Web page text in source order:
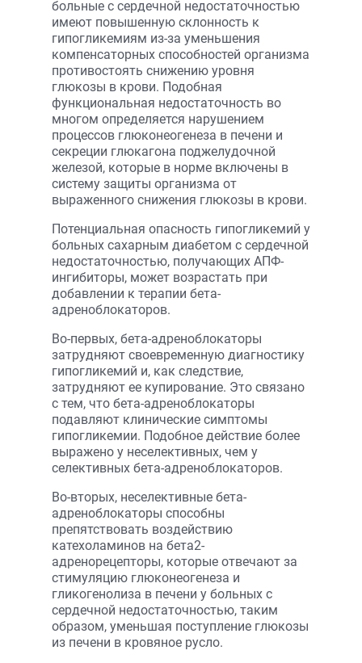
больные с сердечной недостаточностью
имеют повышенную склонность к
гипогликемиям из-за уменьшения
компенсаторных способностей организма
противостоять снижению уровня
глюкозы в крови. Подобная
функциональная недостаточность во
многом определяется нарушением
процессов глюконеогенеза в печени и
секреции глюкагона поджелудочной
железой, которые в норме включены в
систему защиты организма от
выраженного снижения глюкозы в крови.
Потенциальная опасность гипогликемий у
больных сахарным диабетом с сердечной
недостаточностью, получающих АПФ-
ингибиторы, может возрастать при
добавлении к терапии бета-
адреноблокаторов.
Во-первых, бета-адреноблокаторы
затрудняют своевременную диагностику
гипогликемий и, как следствие,
затрудняют ее купирование. Это связано
с тем, что бета-адреноблокаторы
подавляют клинические симптомы
гипогликемии. Подобное действие более
выражено у неселективных, чем у
селективных бета-адреноблокаторов.
Во-вторых, неселективные бета-
адреноблокаторы способны
препятствовать воздействию
катехоламинов на бета2-
адренорецепторы, которые отвечают за
стимуляцию глюконеогенеза и
гликогенолиза в печени у больных с
сердечной недостаточностью, таким
образом, уменьшая поступление глюкозы
из печени в кровяное русло.